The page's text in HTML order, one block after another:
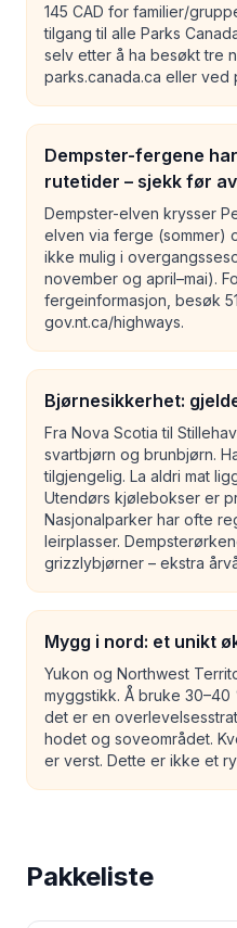
145 CAD for familier/
tilgang til alle Parks
selv etter å ha besøkt tre
parks.canada.ca eller ved
Dempster-fergene
rutetider – sjekk før
Dempster-elven krysser
elven via ferge (sommer)
ikke mulig i
november og april–mai).
fergeinformasjon, besøk
gov.nt.ca/highways.
Bjørnesikkerhet:
Fra Nova Scotia til
svartbjørn og brunbjørn.
tilgjengelig. La aldri mat
Utendørs kjølebokser er
Nasjonalparker har ofte
leirplasser.
grizzlybjørner – ekstra
Mygg i nord: et unikt
Yukon og Northwest
myggstikk. Å bruke 30–40
det er en
hodet og soveområdet.
er verst. Dette er ikke et
Pakkeliste